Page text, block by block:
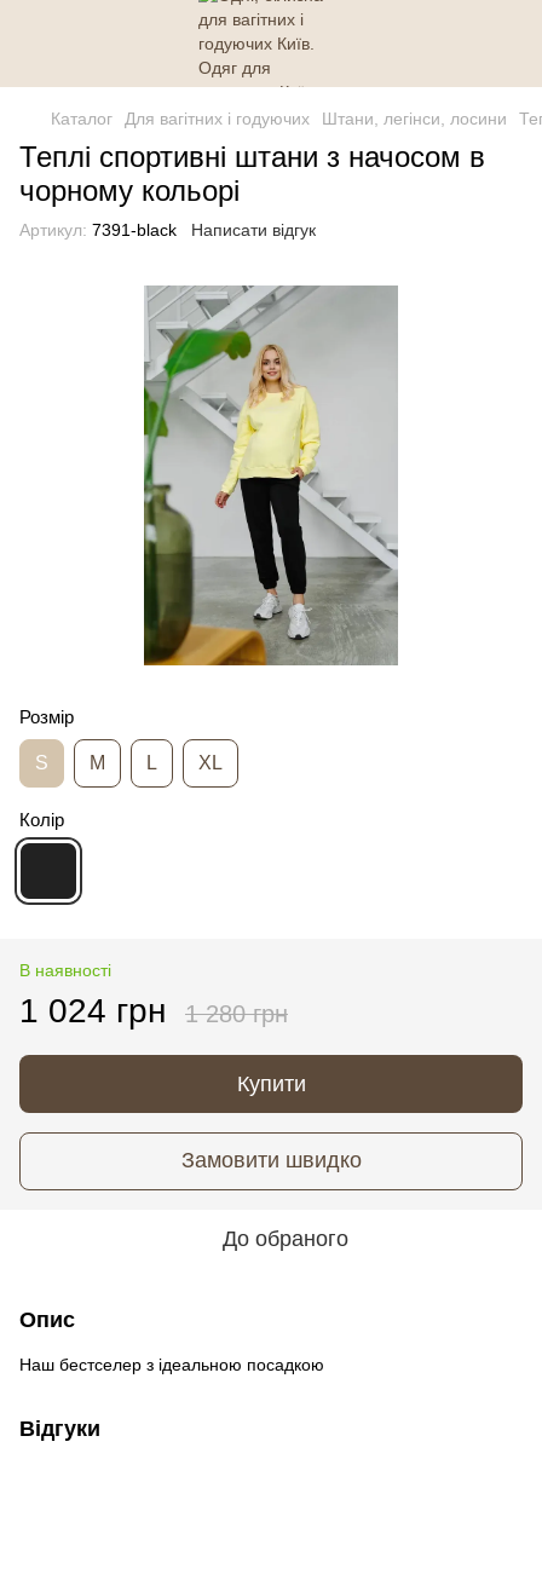
Каталог Для вагітних і годуючих Штани, легінси, лосини
Теплі спортивні штани з начосом в
чорному кольорі
Артикул: 7391-black Написати відгук
Розмір
S M L XL
Колір
В наявності
1 024 грн 1 280 грн
Купити
Замовити швидко
До обраного
Опис
Наш бестселер з ідеальною посадкою
Відгуки